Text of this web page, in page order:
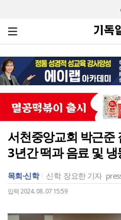
서천중앙교회 박근준
3년간 떡과 음료 및
목회·신학 신학 장요한 기자
입력 2024. 08. 07 15:59